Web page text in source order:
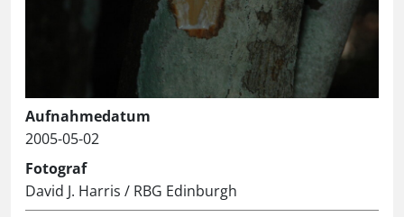
Aufnahmedatum
2005-05-02
Fotograf
David J. Harris / RBG Edinburgh